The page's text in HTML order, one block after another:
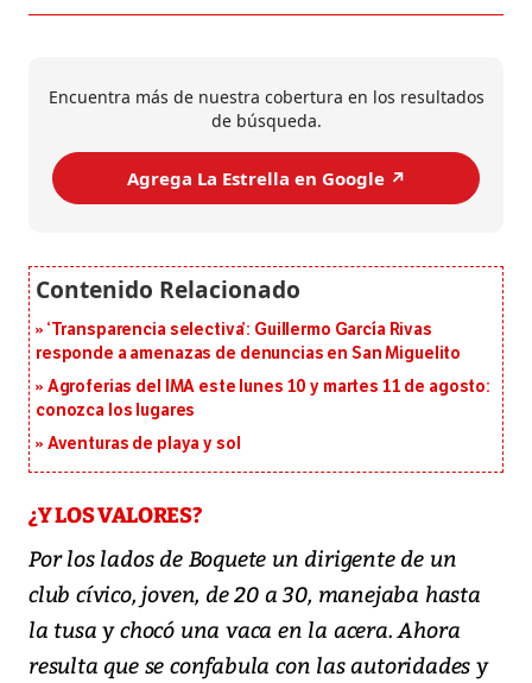
Encuentra más de nuestra cobertura en los resultados
de búsqueda.
Agrega La Estrella en Google ↗️
‘Transparencia selectiva’: Guillermo García Rivas
responde a amenazas de denuncias en San Miguelito
Agroferias del IMA este lunes 10 y martes 11 de agosto:
conozca los lugares
Aventuras de playa y sol
¿Y LOS VALORES?
Por los lados de Boquete un dirigente de un
club cívico, joven, de 20 a 30, manejaba hasta
la tusa y chocó una vaca en la acera. Ahora
resulta que se confabula con las autoridades y